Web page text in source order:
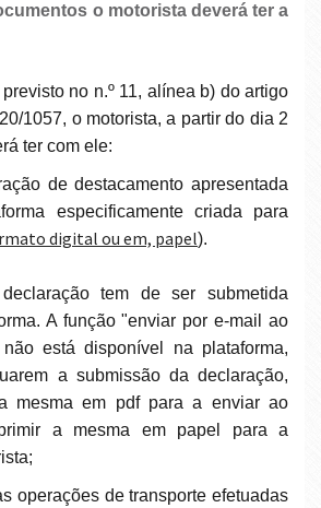
o motorista deverá ter a
no n.º 11, alínea b) do artigo
1057, o motorista, a partir do dia 2
ter com ele:
especificamente criada para
digital ou em, papel).
tem de ser submetida
A função "enviar por e-mail ao
está disponível na plataforma,
a submissão da declaração,
mesma em pdf para a enviar ao
a mesma em papel para a